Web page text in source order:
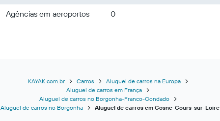
Agências em aeroportos
0
KAYAK.com.br Carros
Aluguel de carros na Europa
Aluguel de carros em França
Aluguel de carros no Borgonha-Franco-Condado
Aluguel de carros no Borgonha
Aluguel de carros em Cosne-Cours-sur-Loire